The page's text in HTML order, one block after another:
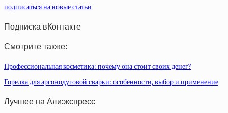
подписаться на новые статьи
Подписка вКонтакте
Смотрите также:
Профессиональная косметика: почему она стоит своих денег?
Горелка для аргонодуговой сварки: особенности, выбор и применение
Лучшее на Алиэкспресс